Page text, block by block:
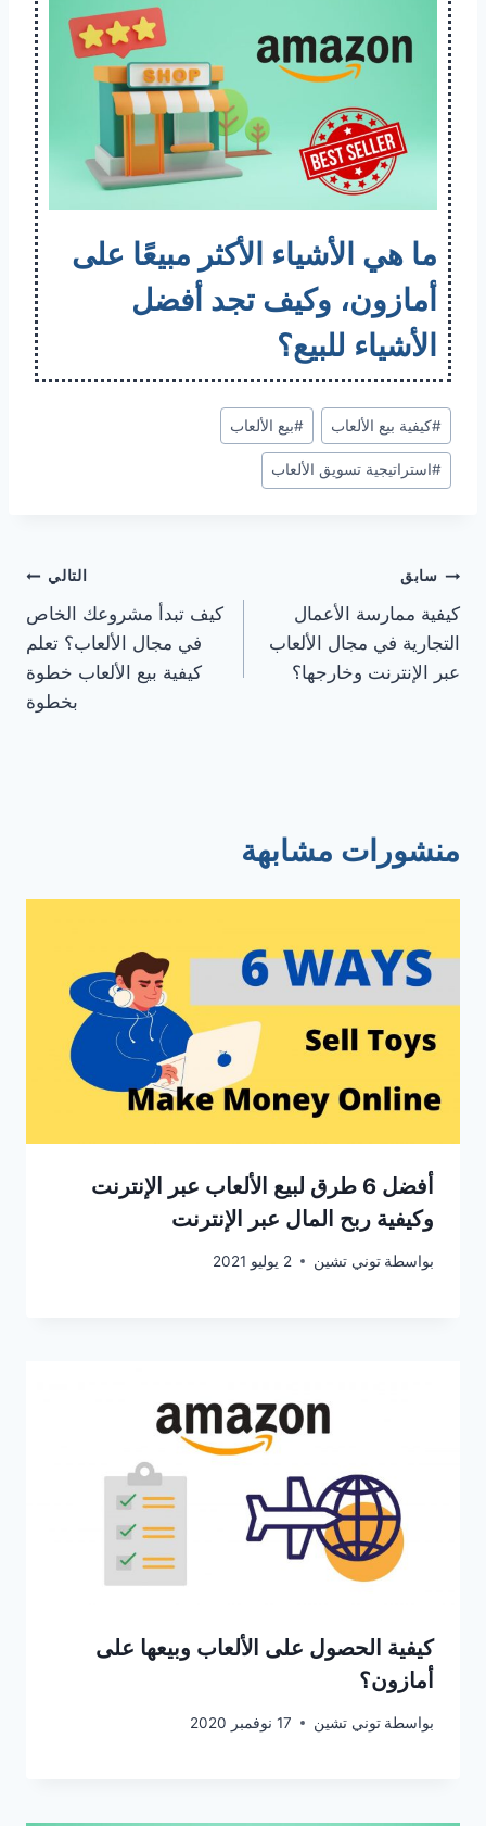
ما هي الأشياء الأكثر مبيعًا على
أمازون، وكيف تجد أفضل
الأشياء للبيع؟
#كيفية بيع الألعاب #بيع الألعاب
#استراتيجية تسويق الألعاب
سابق
كيفية ممارسة الأعمال
التجارية في مجال الألعاب
عبر الإنترنت وخارجها؟
التالي
كيف تبدأ مشروعك الخاص
في مجال الألعاب؟ تعلم
كيفية بيع الألعاب خطوة
بخطوة
منشورات مشابهة
أفضل 6 طرق لبيع الألعاب عبر الإنترنت
وكيفية ربح المال عبر الإنترنت
بواسطة توني تشين 2 يوليو 2021
كيفية الحصول على الألعاب وبيعها على
أمازون؟
بواسطة توني تشين 17 نوفمبر 2020